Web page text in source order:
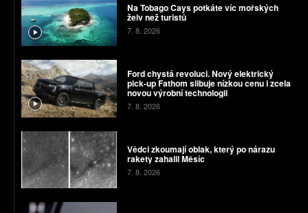
Na Tobago Cays potkáte víc mořských
želv než turistů
7. 8. 2026
Ford chystá revoluci. Nový elektrický
pick-up Fathom slibuje nízkou cenu i zcela
novou výrobní technologii
7. 8. 2026
Vědci zkoumají oblak, který po nárazu
rakety zahalil Měsíc
7. 8. 2026